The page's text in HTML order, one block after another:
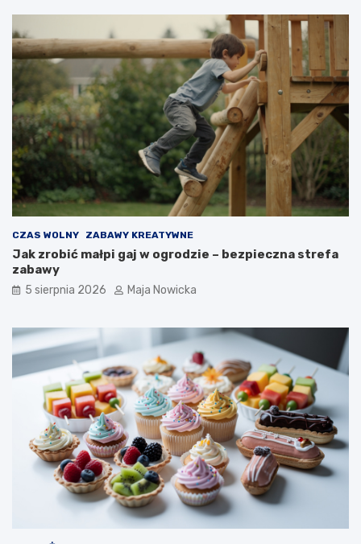
CZAS WOLNY ZABAWY KREATYWNE
Jak zrobić małpi gaj w ogrodzie – bezpieczna strefa
zabawy
5 sierpnia 2026 Maja Nowicka